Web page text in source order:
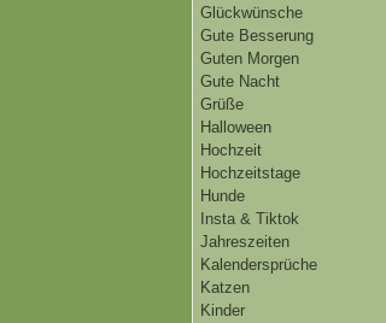
Glückwünsche
Gute Besserung
Guten Morgen
Gute Nacht
Grüße
Halloween
Hochzeit
Hochzeitstage
Hunde
Insta & Tiktok
Jahreszeiten
Kalendersprüche
Katzen
Kinder